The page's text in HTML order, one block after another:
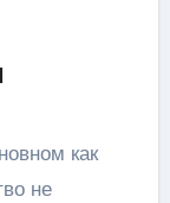
как
не